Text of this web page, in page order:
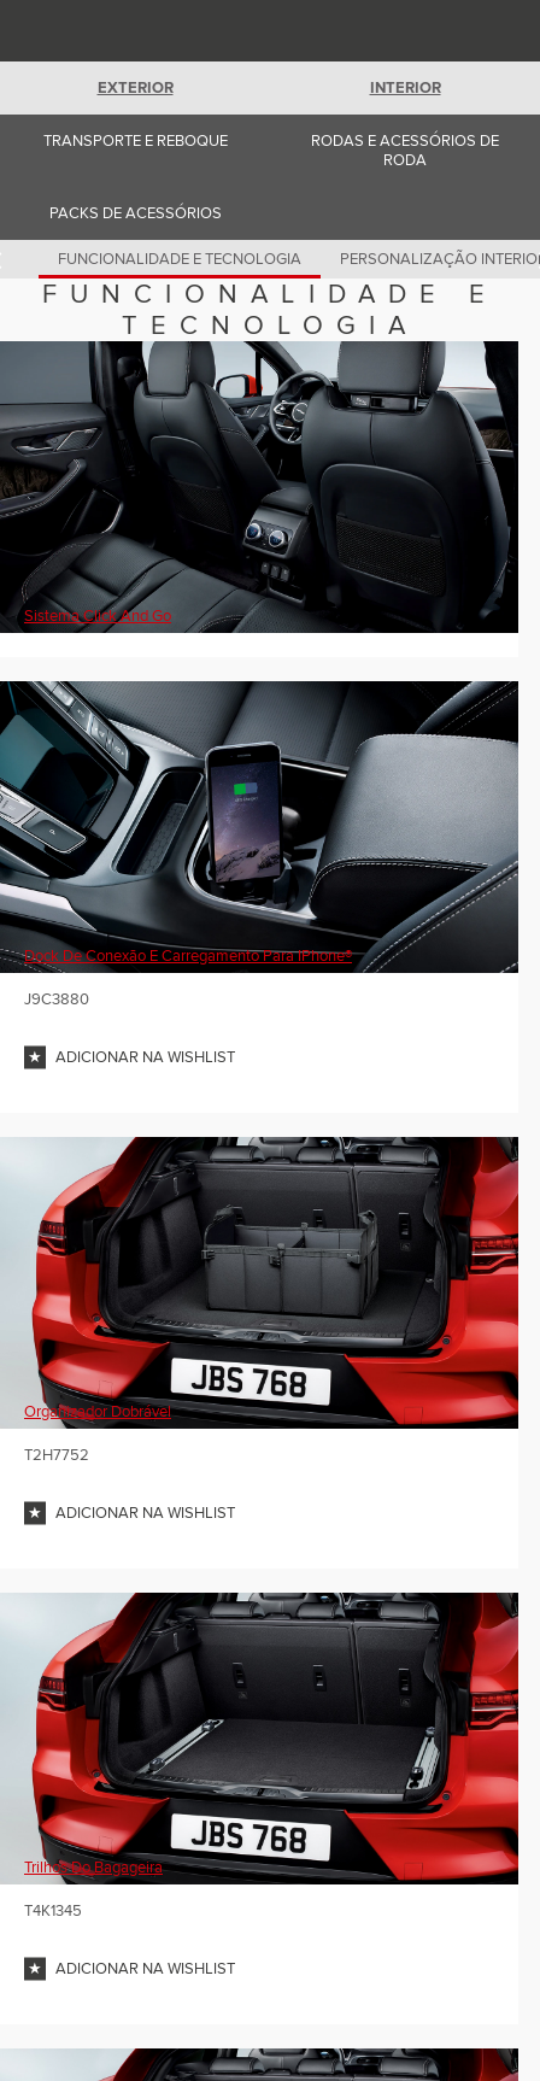
Switzerland (French)
USA (English)
EXTERIOR INTERIOR
TRANSPORTE E REBOQUE
RODAS E ACESSÓRIOS DE
RODA
PACKS DE ACESSÓRIOS
FUNCIONALIDADE E TECNOLOGIA PERSONALIZAÇÃO
FUNCIONALIDADE E
TECNOLOGIA
Sistema Click And Go
Dock De Conexão E Carregamento Para IPhone®
J9C3880
ADICIONAR NA WISHLIST
Organizador Dobrável
T2H7752
ADICIONAR NA WISHLIST
Trilhos Do Bagageira
T4K1345
ADICIONAR NA WISHLIST